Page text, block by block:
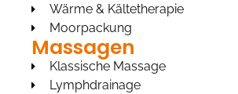
Wärme & Kältetherapie
Moorpackung
Massagen
Klassische Massage
Lymphdrainage